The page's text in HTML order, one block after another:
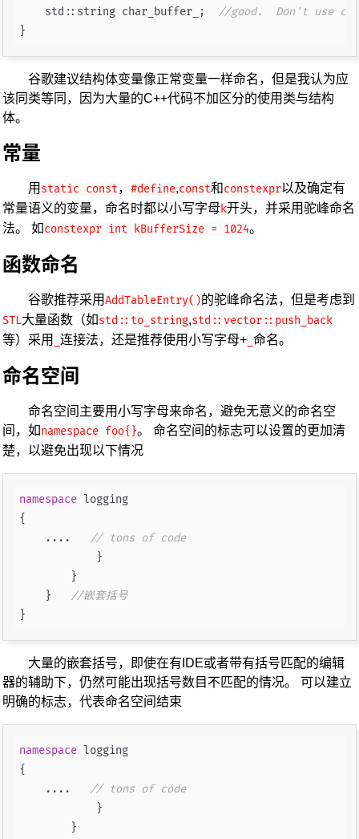
    std::string char_buffer_;
//good.  Don't use
谷歌建议结构体变量像正常变量一样命名，但是我认为应
该同类等同，因为大量的C++代码不加区分的使用类与结构
体。
常量
用 static const，#define,const和constexpr以及确定有
常量语义的变量，命名时都以小写字母 k开头，并采用驼峰命名
法。 如constexpr int kBufferSize = 1024。
函数命名
谷歌推荐采用AddTableEntry()的驼峰命名法，但是考虑到
STL大量函数（如std::to_string,std::vector::push_back
等）采用
_连接法，还是推荐使用小写字母+ _命名。
命名空间
命名空间主要用小写字母来命名，避免无意义的命名空
间，如namespace foo{}。 命名空间的标志可以设置的更加清
楚，以避免出现以下情况
namespace logging
{
    ....
// tons of code
            }
        }
    }
//嵌套括号
大量的嵌套括号，即使在有IDE或者带有括号匹配的编辑
器的辅助下，仍然可能出现括号数目不匹配的情况。 可以建立
明确的标志，代表命名空间结束
namespace logging
{
    ....
// tons of code
            }
        }